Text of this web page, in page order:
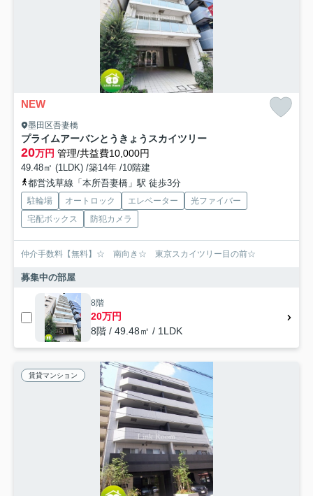
NEW
墨田区吾妻橋
プライムアーバンとうきょうスカイツリー
20万円 管理/共益費10,000円
49.48㎡ (1LDK) /築14年 /10階建
都営浅草線「本所吾妻橋」駅 徒歩3分
駐輪場 オートロック エレベーター
光ファイバー
宅配ボックス
防犯カメラ
仲介手数料【無料】☆ 南向き☆ 東京スカイツリー目の前☆
募集中の部屋
8階
20万円
8階 / 49.48㎡ / 1LDK
賃貸マンション